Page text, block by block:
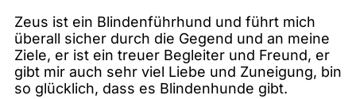
Zeus ist ein Blindenführhund und führt mich
überall sicher durch die Gegend und an meine
Ziele, er ist ein treuer Begleiter und Freund, er
gibt mir auch sehr viel Liebe und Zuneigung, bin
so glücklich, dass es Blindenhunde gibt.